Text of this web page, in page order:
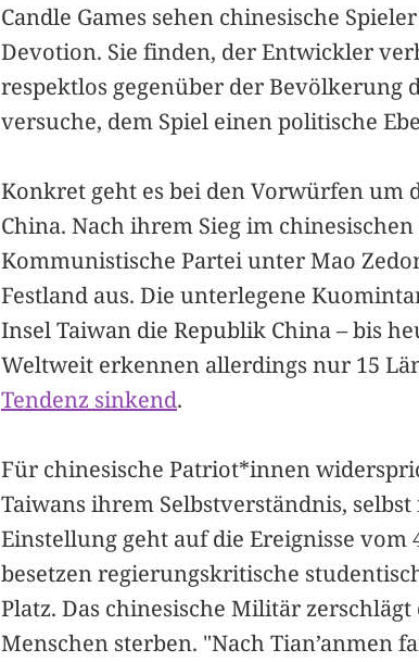
Candle Games sehen chinesische
Devotion. Sie finden, der Entwickler
respektlos gegenüber der Bevölkerung
versuche, dem Spiel einen politische
Konkret geht es bei den Vorwürfen um
China. Nach ihrem Sieg im
Kommunistische Partei unter Mao
Festland aus. Die unterlegene
Insel Taiwan die Republik China – bis
Weltweit erkennen allerdings nur 15
Tendenz sinkend.
Für chinesische Patriot*innen
Taiwans ihrem Selbstverständnis,
Einstellung geht auf die Ereignisse vom
besetzen regierungskritische
Platz. Das chinesische Militär
Menschen sterben. "Nach Tian’anmen